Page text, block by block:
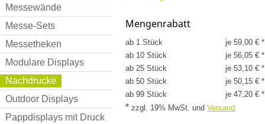
Messewände
Messe-Sets
Messetheken
Modulare Displays
Nachdrucke
Outdoor Displays
Pappdisplays mit Druck
Mengenrabatt
ab 1 Stück
je 59,00 € *
ab 10 Stück
je 56,05 € *
ab 25 Stück
je 53,10 € *
ab 50 Stück
je 50,15 € *
ab 99 Stück
je 47,20 € *
* zzgl. 19% MwSt. und Versand